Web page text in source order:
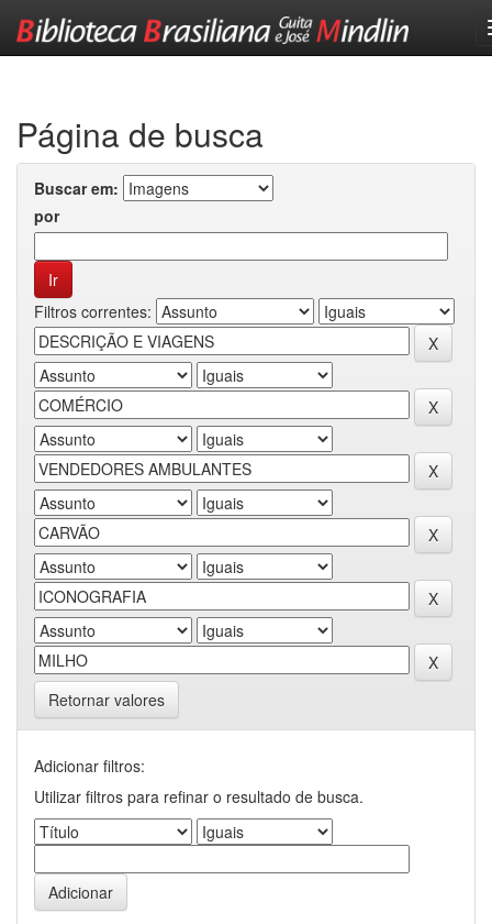
Página de busca
Buscar em:
por
Filtros correntes:
Retornar valores
Adicionar filtros:
Utilizar filtros para refinar o resultado de busca.